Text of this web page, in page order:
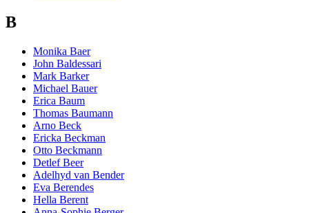
B
Monika Baer
John Baldessari
Mark Barker
Michael Bauer
Erica Baum
Thomas Baumann
Arno Beck
Ericka Beckman
Otto Beckmann
Detlef Beer
Adelhyd van Bender
Eva Berendes
Hella Berent